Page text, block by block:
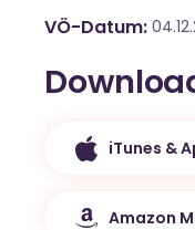
VÖ-Datum
iTunes &
Amazon